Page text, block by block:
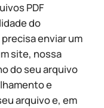
PDF
do
enviar um
site, nossa
do seu arquivo
e
arquivo e, em